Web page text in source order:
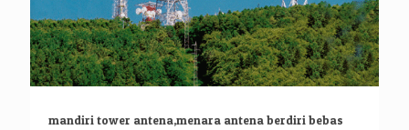
mandiri tower antena,menara antena berdiri bebas